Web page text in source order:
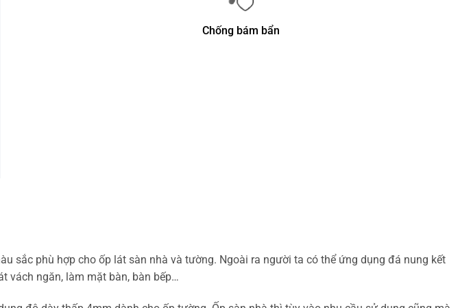
Chống bám bẩn
sắc phù hợp cho ốp lát sàn nhà và tường. Ngoài ra người ta có thể ứng dụng đá nung kết
vách ngăn, làm mặt bàn, bàn bếp…